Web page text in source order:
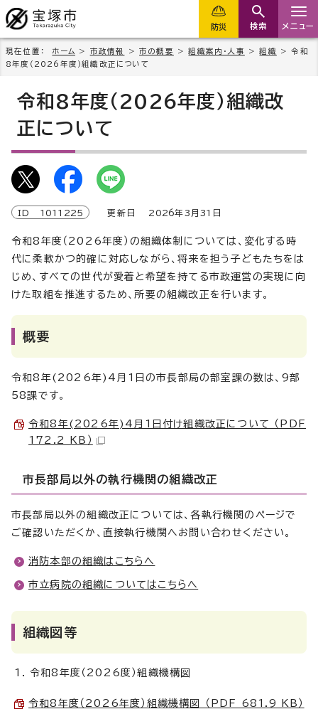
防災 検索 メニュー
現在位置： ホーム > 市政情報 >市の概要 >組織案内・人事 >組織
> 令和
8年度（2026年度）組織改正について
令和8年度（2026年度）組織改
正について
ID 1011225 更新日 2026年3月 31 日
令和8年度（2026年度）の組織体制については、変化する時
代に柔軟かつ的確に対応しながら、将来を担う子どもたちをは
じめ、すべての世代が愛着と希望を持てる市政運営の実現に向
けた取組を推進するため、所要の組織改正を行います。
概要
令和8年(2026年)4月1日の市長部局の部室課の数は、9部
58課です。
令和8年(2026年)4月1日付け組織改正について （PDF
172.2 KB）
市長部局以外の執行機関の組織改正
市長部局以外の組織改正については、各執行機関のページで
ご確認いただくか、直接執行機関へお問い合わせください。
消防本部の組織はこちらへ
市立病院の組織についてはこちらへ
組織図等
令和8年度（2026度）組織機構図
令和8年度（2026年度）組織機構図 （PDF 681.9 KB）